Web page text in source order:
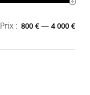
Prix : 800 €—4 000 €